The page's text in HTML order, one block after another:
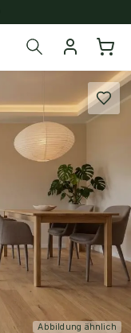
Abbildung ähnlich